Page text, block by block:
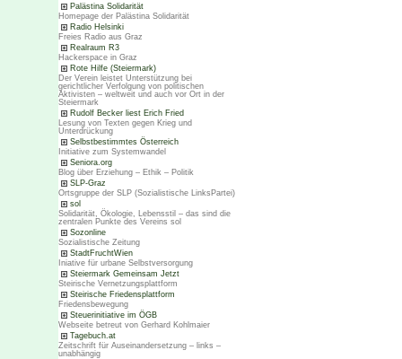
Palästina Solidarität
Homepage der Palästina Solidarität
Radio Helsinki
Freies Radio aus Graz
Realraum R3
Hackerspace in Graz
Rote Hilfe (Steiermark)
Der Verein leistet Unterstützung bei
gerichtlicher Verfolgung von politischen
Aktivisten – weltweit und auch vor Ort in der
Steiermark
Rudolf Becker liest Erich Fried
Lesung von Texten gegen Krieg und
Unterdrückung
Selbstbestimmtes Österreich
Initiative zum Systemwandel
Seniora.org
Blog über Erziehung – Ethik – Politik
SLP-Graz
Ortsgruppe der SLP (Sozialistische LinksPartei)
sol
Solidarität, Ökologie, Lebensstil – das sind die
zentralen Punkte des Vereins sol
Sozonline
Sozialistische Zeitung
StadtFruchtWien
Iniative für urbane Selbstversorgung
Steiermark Gemeinsam Jetzt
Steirische Vernetzungsplattform
Steirische Friedensplattform
Friedensbewegung
Steuerinitiative im ÖGB
Webseite betreut von Gerhard Kohlmaier
Tagebuch.at
Zeitschrift für Auseinandersetzung – links –
unabhängig